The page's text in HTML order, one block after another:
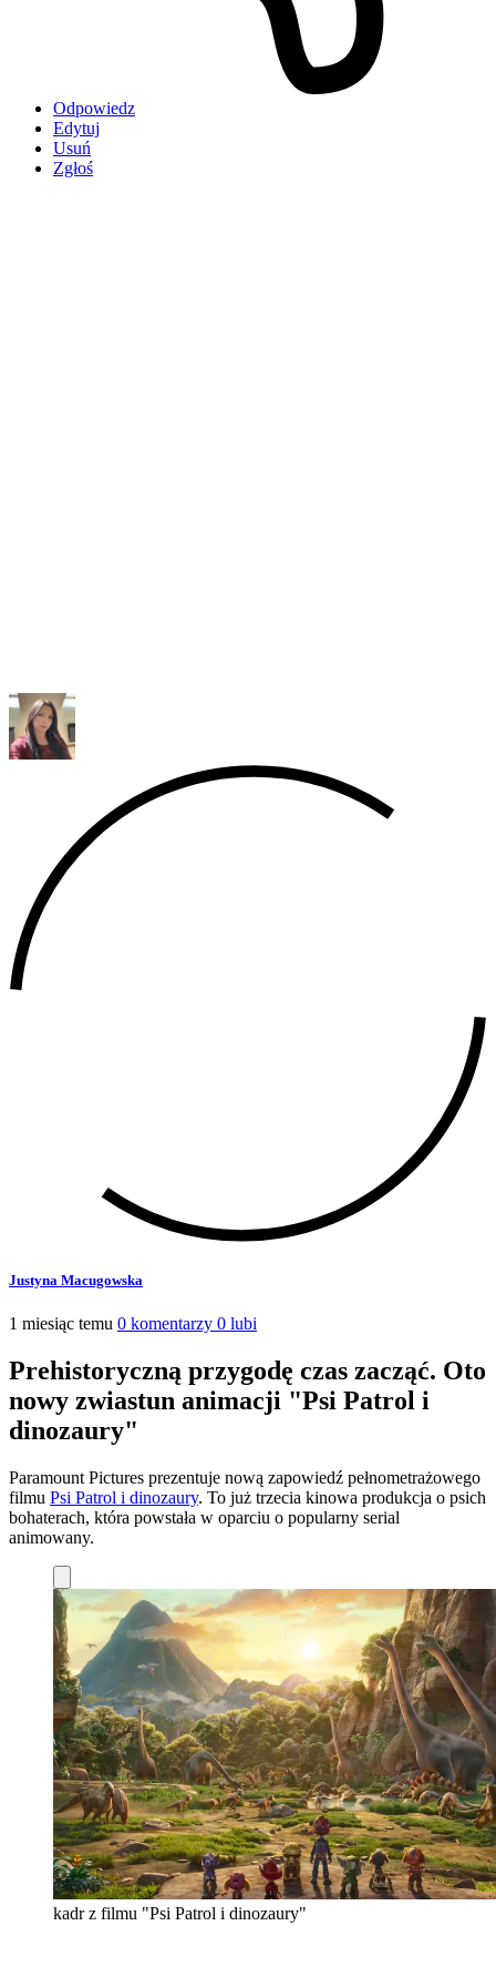
Odpowiedz
Edytuj
Usuń
Zgłoś
Justyna Macugowska
1 miesiąc temu 0 komentarzy 0 lubi
Prehistoryczną przygodę czas zacząć. Oto
nowy zwiastun animacji "Psi Patrol i
dinozaury"
Paramount Pictures prezentuje nową zapowiedź pełnometrażowego
filmu Psi Patrol i dinozaury. To już trzecia kinowa produkcja o psich
bohaterach, która powstała w oparciu o popularny serial
animowany.
kadr z filmu "Psi Patrol i dinozaury"